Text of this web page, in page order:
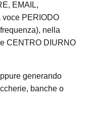
EMAIL,
voce PERIODO
nella
CENTRO DIURNO
generando
banche o